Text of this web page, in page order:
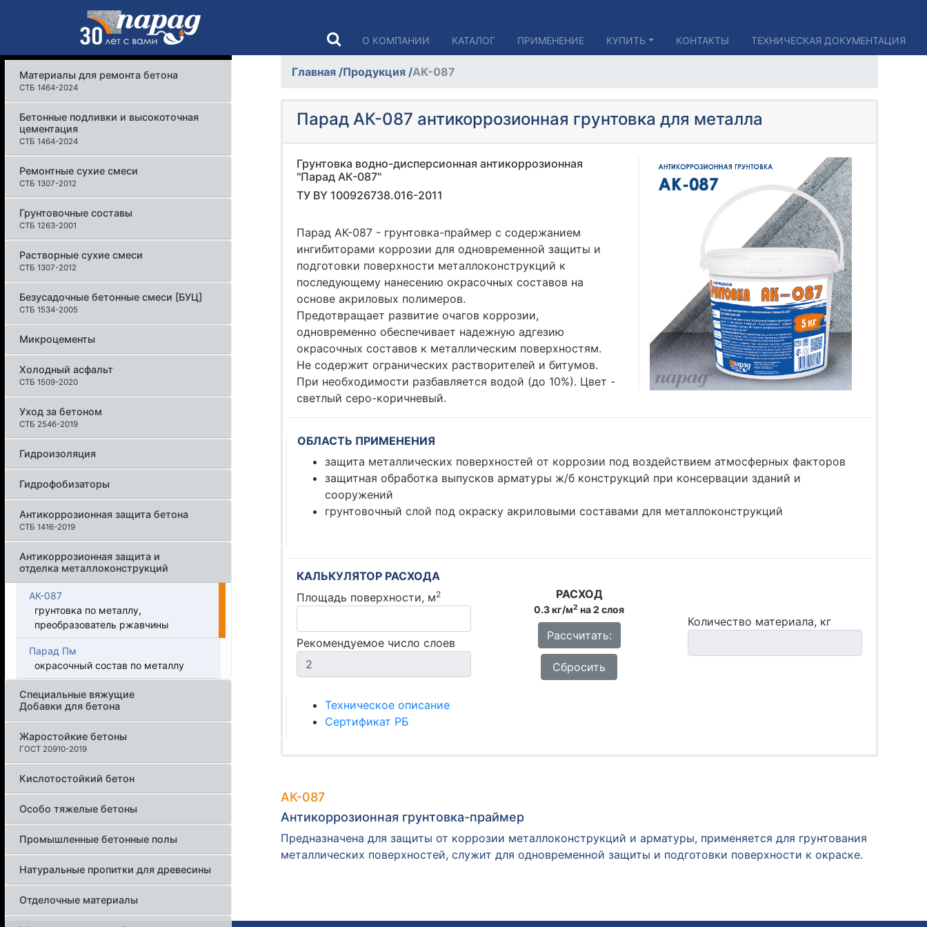
О КОМПАНИИ КАТАЛОГ ПРИМЕНЕНИЕ КУПИТЬ КОНТАКТЫ ТЕХНИЧЕСКАЯ ДОКУМЕНТАЦИЯ
Материалы для ремонта бетона
СТБ 1464-2024
Бетонные подливки и высокоточная
цементация
СТБ 1464-2024
Ремонтные сухие смеси
СТБ 1307-2012
Грунтовочные составы
СТБ 1263-2001
Растворные сухие смеси
СТБ 1307-2012
Безусадочные бетонные смеси [БУЦ]
СТБ 1534-2005
Микроцементы
Холодный асфальт
СТБ 1509-2020
Уход за бетоном
СТБ 2546-2019
Гидроизоляция
Гидрофобизаторы
Антикоррозионная защита бетона
СТБ 1416-2019
Антикоррозионная защита и
отделка металлоконструкций
АК-087
грунтовка по металлу,
преобразователь ржавчины
Парад Пм
окрасочный состав по металлу
Специальные вяжущие
Добавки для бетона
Жаростойкие бетоны
ГОСТ 20910-2019
Кислотостойкий бетон
Особо тяжелые бетоны
Промышленные бетонные полы
Натуральные пропитки для древесины
Отделочные материалы
Продукция /
Главная / АК-087
Парад АК-087 антикоррозионная грунтовка для металла
Грунтовка водно-дисперсионная антикоррозионная
"Парад АК-087"
ТУ BY 100926738.016-2011
Парад АК-087 - грунтовка-праймер с содержанием
ингибиторами коррозии для одновременной защиты и
подготовки поверхности металлоконструкций к
последующему нанесению окрасочных составов на
основе акриловых полимеров.
Предотвращает развитие очагов коррозии,
одновременно обеспечивает надежную адгезию
окрасочных составов к металлическим поверхностям.
Не содержит огранических растворителей и битумов.
При необходимости разбавляется водой (до 10%). Цвет -
светлый серо-коричневый.
ОБЛАСТЬ ПРИМЕНЕНИЯ
защита металлических поверхностей от коррозии под воздействием атмосферных факторов
защитная обработка выпусков арматуры ж/б конструкций при консервации зданий и
сооружений
грунтовочный слой под окраску акриловыми составами для металлоконструкций
КАЛЬКУЛЯТОР РАСХОДА
Площадь поверхности, м2
Рекомендуемое число слоев
РАСХОД
0.3 кг/м2 на 2 слоя
Рассчитать:
Сбросить
Количество материала, кг
Техническое описание
Сертификат РБ
АК-087
Антикоррозионная грунтовка-праймер
Предназначена для защиты от коррозии металлоконструкций и арматуры, применяется для грунтования
металлических поверхностей, служит для одновременной защиты и подготовки поверхности к окраске.